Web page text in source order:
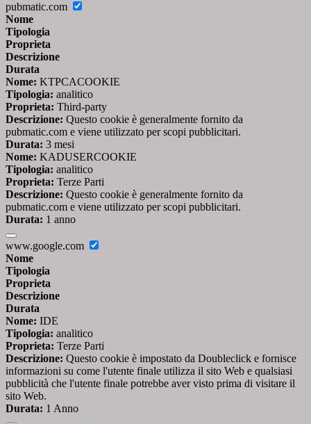
pubmatic.com
Nome
Tipologia
Proprieta
Descrizione
Durata
Nome: KTPCACOOKIE
Tipologia: analitico
Proprieta: Third-party
Descrizione: Questo cookie è generalmente fornito da
pubmatic.com e viene utilizzato per scopi pubblicitari.
Durata: 3 mesi
Nome: KADUSERCOOKIE
Tipologia: analitico
Proprieta: Terze Parti
Descrizione: Questo cookie è generalmente fornito da
pubmatic.com e viene utilizzato per scopi pubblicitari.
Durata: 1 anno
www.google.com
Nome
Tipologia
Proprieta
Descrizione
Durata
Nome: IDE
Tipologia: analitico
Proprieta: Terze Parti
Descrizione: Questo cookie è impostato da Doubleclick e fornisce
informazioni su come l'utente finale utilizza il sito Web e qualsiasi
pubblicità che l'utente finale potrebbe aver visto prima di visitare il
sito Web.
Durata: 1 Anno